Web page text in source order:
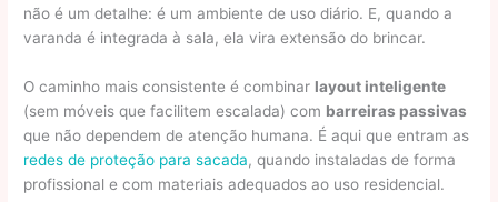
não é um detalhe: é um ambiente de uso diário. E, quando a
varanda é integrada à sala, ela vira extensão do brincar.
O caminho mais consistente é combinar layout inteligente
(sem móveis que facilitem escalada) com barreiras passivas
que não dependem de atenção humana. É aqui que entram as
redes de proteção para sacada, quando instaladas de forma
profissional e com materiais adequados ao uso residencial.